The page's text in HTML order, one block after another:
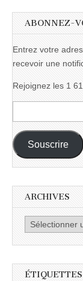
ABONNEZ-
Entrez votre
recevoir une
Rejoignez les 1
e-
mail :
Souscrire
ARCHIVES
Archives
ÉTIQUETTES